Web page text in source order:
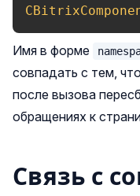
Имя в форме
совпадать с тем,
после вызова
обращениях к
Связь с